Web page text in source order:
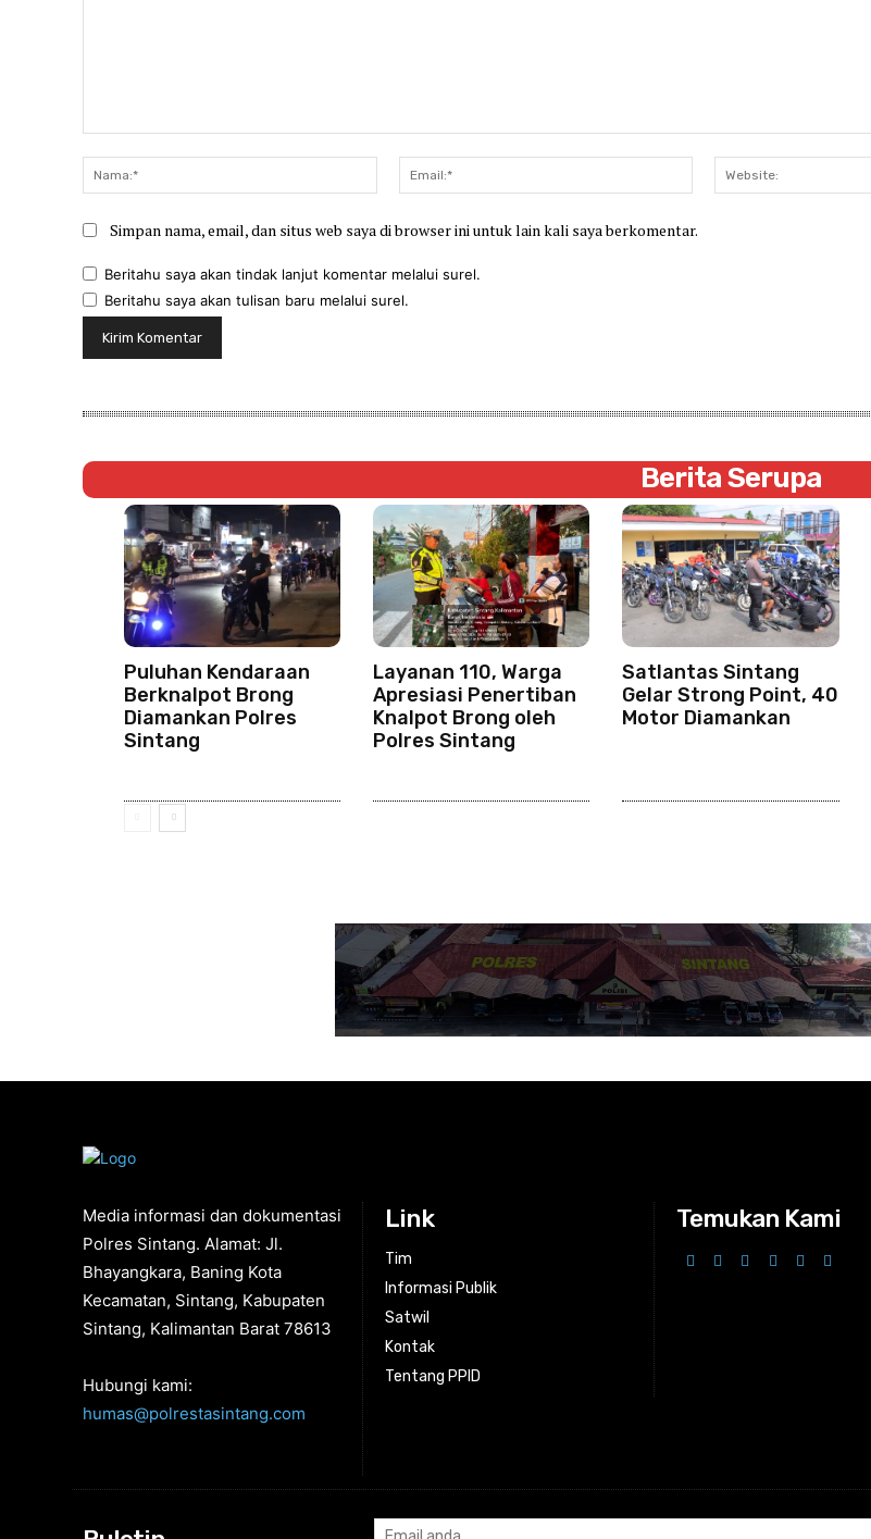
Nama:*
Email:*
Simpan nama, email, dan situs web saya di browser ini untuk lain kali saya berkomentar.
Beritahu saya akan tindak lanjut komentar melalui surel.
Beritahu saya akan tulisan baru melalui surel.
Berita Serupa
Puluhan Kendaraan
Berknalpot Brong
Diamankan Polres
Sintang
Layanan 110, Warga
Apresiasi Penertiban
Knalpot Brong oleh
Polres Sintang
Satlantas Sintang
Gelar Strong Point, 40
Motor Diamankan
Media informasi dan dokumentasi
Polres Sintang. Alamat: Jl.
Bhayangkara, Baning Kota
Kecamatan, Sintang, Kabupaten
Sintang, Kalimantan Barat 78613
Hubungi kami:
humas@polrestasintang.com
Link
Tim
Informasi Publik
Satwil
Kontak
Tentang PPID
Temukan Kami